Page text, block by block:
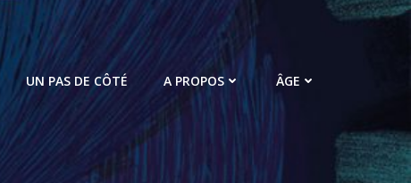
UN PAS DE CÔTÉ A PROPOS ÂGE